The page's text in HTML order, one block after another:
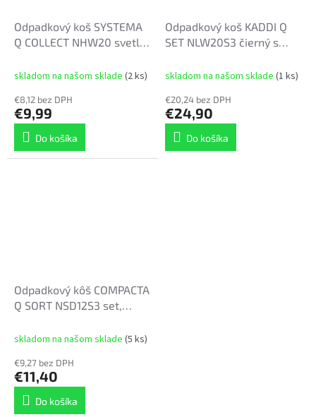
Odpadkový koš SYSTEMA
Q COLLECT NHW20 svetlo
skladom na našom sklade (2 ks)
€8,12 bez DPH
€9,99
Do košíka
Odpadkový koš KADDI Q
SET NLW20S3 čierný s
skladom na našom sklade (1 ks)
€20,24 bez DPH
€24,90
Do košíka
Odpadkový kôš COMPACTA
Q SORT NSD12S3 set,
skladom na našom sklade (5 ks)
€9,27 bez DPH
€11,40
Do košíka